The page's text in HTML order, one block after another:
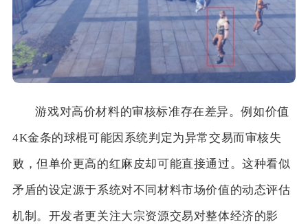
游戏对高价材料的审核标准存在差异。例如价值
4K金条的球棍可能因系统判定为异常交易而审核失
败，但单价更高的红麻皮却可能直接通过。这种看似
矛盾的设定源于系统对不同材料市场价值的动态评估
机制。开发者更关注大宗资源交易对整体经济的影